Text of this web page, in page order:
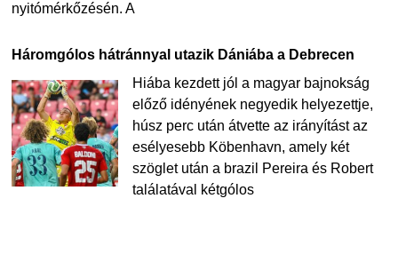
nyitómérkőzésén. A
Háromgólos hátránnyal utazik Dániába a Debrecen
Hiába kezdett jól a magyar bajnokság
előző idényének negyedik helyezettje,
húsz perc után átvette az irányítást az
esélyesebb Köbenhavn, amely két
szöglet után a brazil Pereira és Robert
találatával kétgólos